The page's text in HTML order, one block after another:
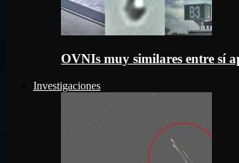
OVNIs muy similares entre sí
Investigaciones